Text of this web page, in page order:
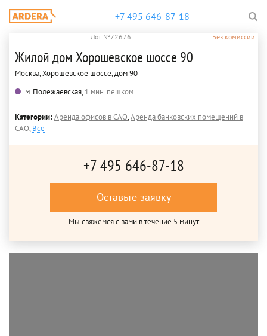
+7 495 646-87-18
Лот №72676 Без комиссии
Жилой дом Хорошевское шоссе 90
Москва, Хорошёвское шоссе, дом 90
м. Полежаевская,1 мин. пешком
Категории:Аренда офисов в САО,Аренда банковских помещений в
САО,Все
+7 495 646-87-18
Оставьте заявку
Мы свяжемся с вами в течение 5 минут